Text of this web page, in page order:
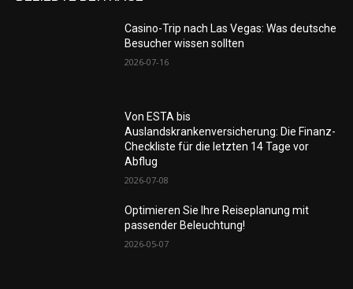
Casino-Trip nach Las Vegas: Was deutsche
Besucher wissen sollten
2026-07-16
Von ESTA bis
Auslandskrankenversicherung: Die Finanz-
Checkliste für die letzten 14 Tage vor
Abflug
2026-07-08
Optimieren Sie Ihre Reiseplanung mit
passender Beleuchtung!
2026-05-07